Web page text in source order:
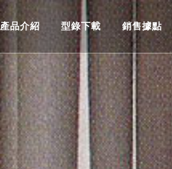
產品介紹 型錄下載 銷售據點